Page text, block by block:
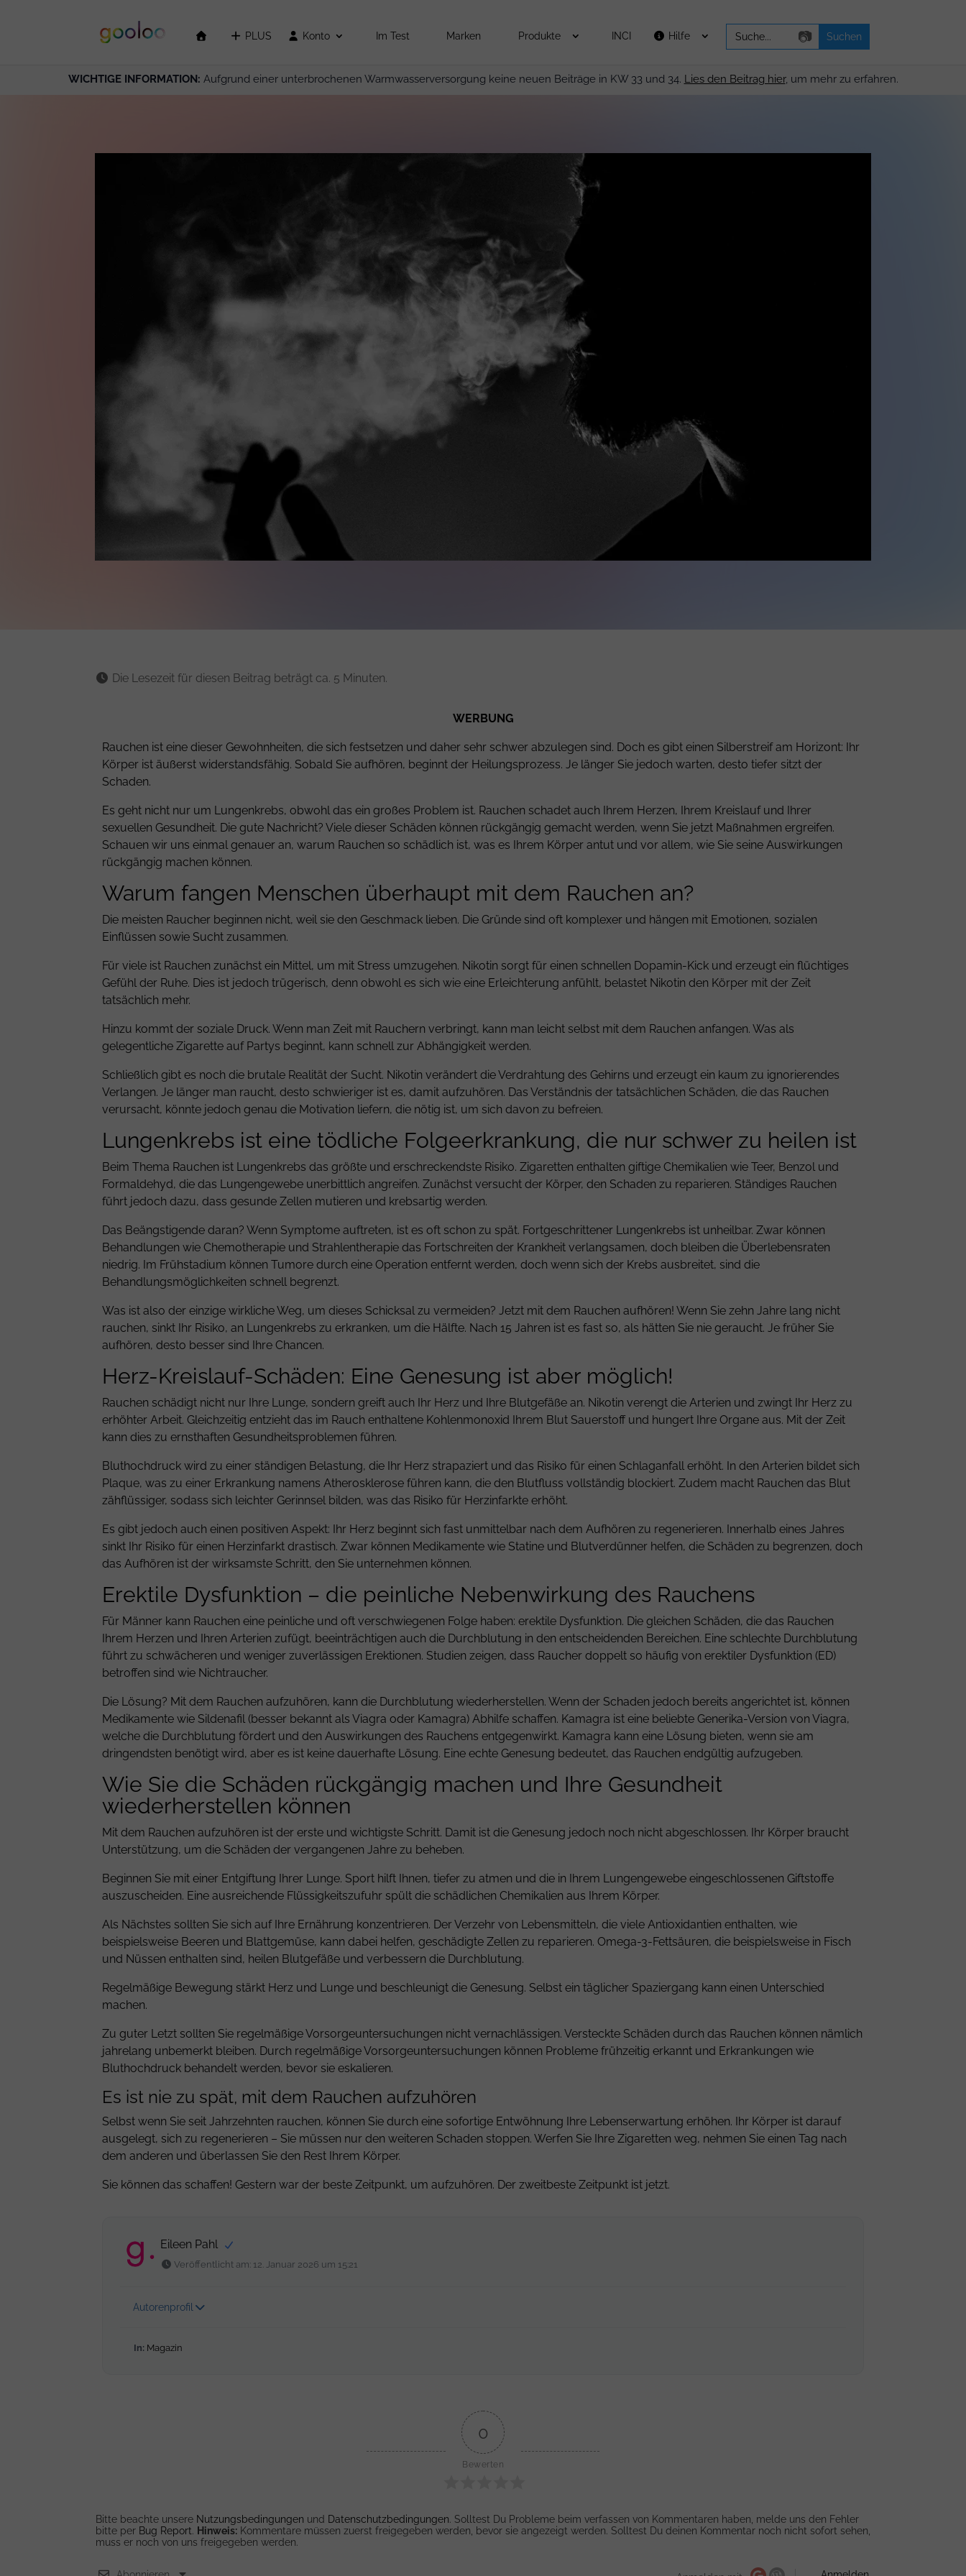
PLUS Konto Im Test Marken Produkte INCI Hilfe
Search
for:
📷
WICHTIGE INFORMATION: Aufgrund einer unterbrochenen Warmwasserversorgung keine neuen Beiträge in KW 33 und 34. Lies den Beitrag hier, um mehr zu erfahren.
Die Lesezeit für diesen Beitrag beträgt ca. 5 Minuten.
WERBUNG
Rauchen ist eine dieser Gewohnheiten, die sich festsetzen und daher sehr schwer abzulegen sind. Doch es gibt einen Silberstreif am Horizont: Ihr
Körper ist äußerst widerstandsfähig. Sobald Sie aufhören, beginnt der Heilungsprozess. Je länger Sie jedoch warten, desto tiefer sitzt der
Schaden.
Es geht nicht nur um Lungenkrebs, obwohl das ein großes Problem ist. Rauchen schadet auch Ihrem Herzen, Ihrem Kreislauf und Ihrer
sexuellen Gesundheit. Die gute Nachricht? Viele dieser Schäden können rückgängig gemacht werden, wenn Sie jetzt Maßnahmen ergreifen.
Schauen wir uns einmal genauer an, warum Rauchen so schädlich ist, was es Ihrem Körper antut und vor allem, wie Sie seine Auswirkungen
rückgängig machen können.
Warum fangen Menschen überhaupt mit dem Rauchen an?
Die meisten Raucher beginnen nicht, weil sie den Geschmack lieben. Die Gründe sind oft komplexer und hängen mit Emotionen, sozialen
Einflüssen sowie Sucht zusammen.
Für viele ist Rauchen zunächst ein Mittel, um mit Stress umzugehen. Nikotin sorgt für einen schnellen Dopamin-Kick und erzeugt ein flüchtiges
Gefühl der Ruhe. Dies ist jedoch trügerisch, denn obwohl es sich wie eine Erleichterung anfühlt, belastet Nikotin den Körper mit der Zeit
tatsächlich mehr.
Hinzu kommt der soziale Druck. Wenn man Zeit mit Rauchern verbringt, kann man leicht selbst mit dem Rauchen anfangen. Was als
gelegentliche Zigarette auf Partys beginnt, kann schnell zur Abhängigkeit werden.
Schließlich gibt es noch die brutale Realität der Sucht. Nikotin verändert die Verdrahtung des Gehirns und erzeugt ein kaum zu ignorierendes
Verlangen. Je länger man raucht, desto schwieriger ist es, damit aufzuhören. Das Verständnis der tatsächlichen Schäden, die das Rauchen
verursacht, könnte jedoch genau die Motivation liefern, die nötig ist, um sich davon zu befreien.
Lungenkrebs ist eine tödliche Folgeerkrankung, die nur schwer zu heilen ist
Beim Thema Rauchen ist Lungenkrebs das größte und erschreckendste Risiko. Zigaretten enthalten giftige Chemikalien wie Teer, Benzol und
Formaldehyd, die das Lungengewebe unerbittlich angreifen. Zunächst versucht der Körper, den Schaden zu reparieren. Ständiges Rauchen
führt jedoch dazu, dass gesunde Zellen mutieren und krebsartig werden.
Das Beängstigende daran? Wenn Symptome auftreten, ist es oft schon zu spät. Fortgeschrittener Lungenkrebs ist unheilbar. Zwar können
Behandlungen wie Chemotherapie und Strahlentherapie das Fortschreiten der Krankheit verlangsamen, doch bleiben die Überlebensraten
niedrig. Im Frühstadium können Tumore durch eine Operation entfernt werden, doch wenn sich der Krebs ausbreitet, sind die
Behandlungsmöglichkeiten schnell begrenzt.
Was ist also der einzige wirkliche Weg, um dieses Schicksal zu vermeiden? Jetzt mit dem Rauchen aufhören! Wenn Sie zehn Jahre lang nicht
rauchen, sinkt Ihr Risiko, an Lungenkrebs zu erkranken, um die Hälfte. Nach 15 Jahren ist es fast so, als hätten Sie nie geraucht. Je früher Sie
aufhören, desto besser sind Ihre Chancen.
Herz-Kreislauf-Schäden: Eine Genesung ist aber möglich!
Rauchen schädigt nicht nur Ihre Lunge, sondern greift auch Ihr Herz und Ihre Blutgefäße an. Nikotin verengt die Arterien und zwingt Ihr Herz zu
erhöhter Arbeit. Gleichzeitig entzieht das im Rauch enthaltene Kohlenmonoxid Ihrem Blut Sauerstoff und hungert Ihre Organe aus. Mit der Zeit
kann dies zu ernsthaften Gesundheitsproblemen führen.
Bluthochdruck wird zu einer ständigen Belastung, die Ihr Herz strapaziert und das Risiko für einen Schlaganfall erhöht. In den Arterien bildet sich
Plaque, was zu einer Erkrankung namens Atherosklerose führen kann, die den Blutfluss vollständig blockiert. Zudem macht Rauchen das Blut
zähflüssiger, sodass sich leichter Gerinnsel bilden, was das Risiko für Herzinfarkte erhöht.
Es gibt jedoch auch einen positiven Aspekt: Ihr Herz beginnt sich fast unmittelbar nach dem Aufhören zu regenerieren. Innerhalb eines Jahres
sinkt Ihr Risiko für einen Herzinfarkt drastisch. Zwar können Medikamente wie Statine und Blutverdünner helfen, die Schäden zu begrenzen, doch
das Aufhören ist der wirksamste Schritt, den Sie unternehmen können.
Erektile Dysfunktion – die peinliche Nebenwirkung des Rauchens
Für Männer kann Rauchen eine peinliche und oft verschwiegenen Folge haben: erektile Dysfunktion. Die gleichen Schäden, die das Rauchen
Ihrem Herzen und Ihren Arterien zufügt, beeinträchtigen auch die Durchblutung in den entscheidenden Bereichen. Eine schlechte Durchblutung
führt zu schwächeren und weniger zuverlässigen Erektionen. Studien zeigen, dass Raucher doppelt so häufig von erektiler Dysfunktion (ED)
betroffen sind wie Nichtraucher.
Die Lösung? Mit dem Rauchen aufzuhören, kann die Durchblutung wiederherstellen. Wenn der Schaden jedoch bereits angerichtet ist, können
Medikamente wie Sildenafil (besser bekannt als Viagra oder Kamagra) Abhilfe schaffen. Kamagra ist eine beliebte Generika-Version von Viagra,
welche die Durchblutung fördert und den Auswirkungen des Rauchens entgegenwirkt. Kamagra kann eine Lösung bieten, wenn sie am
dringendsten benötigt wird, aber es ist keine dauerhafte Lösung. Eine echte Genesung bedeutet, das Rauchen endgültig aufzugeben.
Wie Sie die Schäden rückgängig machen und Ihre Gesundheit
wiederherstellen können
Mit dem Rauchen aufzuhören ist der erste und wichtigste Schritt. Damit ist die Genesung jedoch noch nicht abgeschlossen. Ihr Körper braucht
Unterstützung, um die Schäden der vergangenen Jahre zu beheben.
Beginnen Sie mit einer Entgiftung Ihrer Lunge. Sport hilft Ihnen, tiefer zu atmen und die in Ihrem Lungengewebe eingeschlossenen Giftstoffe
auszuscheiden. Eine ausreichende Flüssigkeitszufuhr spült die schädlichen Chemikalien aus Ihrem Körper.
Als Nächstes sollten Sie sich auf Ihre Ernährung konzentrieren. Der Verzehr von Lebensmitteln, die viele Antioxidantien enthalten, wie
beispielsweise Beeren und Blattgemüse, kann dabei helfen, geschädigte Zellen zu reparieren. Omega-3-Fettsäuren, die beispielsweise in Fisch
und Nüssen enthalten sind, heilen Blutgefäße und verbessern die Durchblutung.
Regelmäßige Bewegung stärkt Herz und Lunge und beschleunigt die Genesung. Selbst ein täglicher Spaziergang kann einen Unterschied
machen.
Zu guter Letzt sollten Sie regelmäßige Vorsorgeuntersuchungen nicht vernachlässigen. Versteckte Schäden durch das Rauchen können nämlich
jahrelang unbemerkt bleiben. Durch regelmäßige Vorsorgeuntersuchungen können Probleme frühzeitig erkannt und Erkrankungen wie
Bluthochdruck behandelt werden, bevor sie eskalieren.
Es ist nie zu spät, mit dem Rauchen aufzuhören
Selbst wenn Sie seit Jahrzehnten rauchen, können Sie durch eine sofortige Entwöhnung Ihre Lebenserwartung erhöhen. Ihr Körper ist darauf
ausgelegt, sich zu regenerieren – Sie müssen nur den weiteren Schaden stoppen. Werfen Sie Ihre Zigaretten weg, nehmen Sie einen Tag nach
dem anderen und überlassen Sie den Rest Ihrem Körper.
Sie können das schaffen! Gestern war der beste Zeitpunkt, um aufzuhören. Der zweitbeste Zeitpunkt ist jetzt.
Eileen Pahl
Veröffentlicht am: 12. Januar 2026 um 15:21
Autorenprofil
In: Magazin
0
Bewerten
Bitte beachte unsere Nutzungsbedingungen und Datenschutzbedingungen. Solltest Du Probleme beim verfassen von Kommentaren haben, melde uns den Fehler
bitte per Bug Report. Hinweis: Kommentare müssen zuerst freigegeben werden, bevor sie angezeigt werden. Solltest Du deinen Kommentar noch nicht sofort sehen,
muss er noch von uns freigegeben werden.